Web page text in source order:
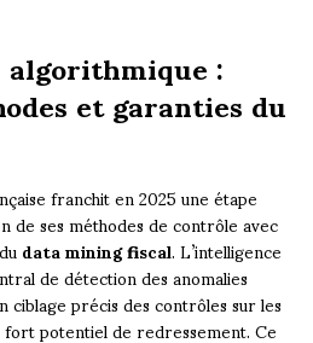
:
et garanties du
franchit en 2025 une étape
de ses méthodes de contrôle avec
data mining fiscal. L’intelligence
de détection des anomalies
précis des contrôles sur les
potentiel de redressement. Ce